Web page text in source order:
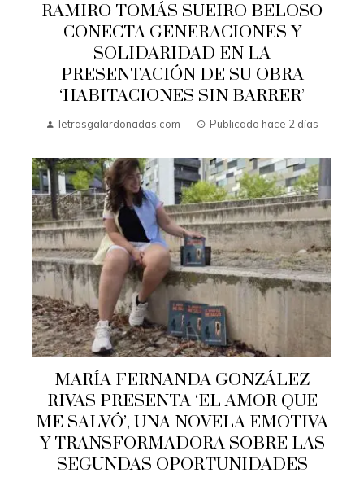
RAMIRO TOMÁS SUEIRO BELOSO
CONECTA GENERACIONES Y
SOLIDARIDAD EN LA
PRESENTACIÓN DE SU OBRA
‘HABITACIONES SIN BARRER’
letrasgalardonadas.com Publicado hace 2 días
MARÍA FERNANDA GONZÁLEZ
RIVAS PRESENTA ‘EL AMOR QUE
ME SALVÓ’, UNA NOVELA EMOTIVA
Y TRANSFORMADORA SOBRE LAS
SEGUNDAS OPORTUNIDADES